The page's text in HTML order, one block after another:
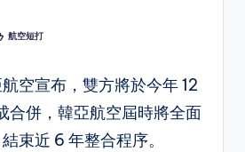
航空短打
空宣布，雙方將於今年 12
合併，韓亞航空屆時將全面
束近 6 年整合程序。